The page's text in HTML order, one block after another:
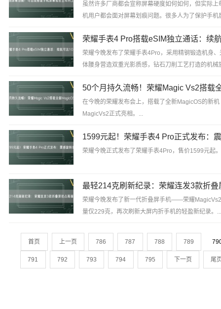
虽然许多厂商都会宣称屏幕硬度如何如何，但实际上
机用户都会面对屏幕划痕问题。很多人为了保护手机
感。...
荣耀今晚发布了荣耀手表4Pro，采用精钢锻造机身、
体腰身营造双重光影质感，钻石刀削工艺打造的机械
在今晚的荣耀发布会上，搭载了全新MagicOS的新机
MagicVs2正式亮相。...
荣耀今晚正式发布了荣耀手表4Pro，售价1599元起
荣耀今晚发布了新一代折叠屏手机——荣耀
量仅229克，再次刷新大屏内折手机的轻盈新纪录。
首页 上一页 786 787 788 789
791 792 793 794 795 下一页 尾